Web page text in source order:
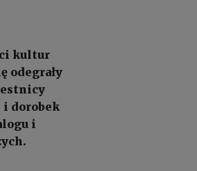
kultur
odegrały
dorobek
i